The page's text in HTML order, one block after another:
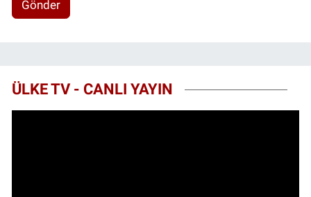
Gönder
ÜLKE TV - CANLI YAYIN